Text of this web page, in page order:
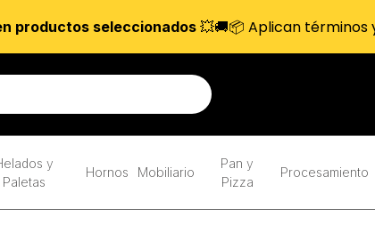
y
Paletas
Hornos Mobiliario
Pan y
Pizza
Procesamiento
productos seleccionados💥🚚📦 Aplican términos